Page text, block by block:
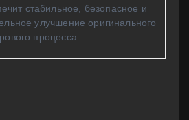
стабильное, безопасное и
улучшение оригинального
процесса.